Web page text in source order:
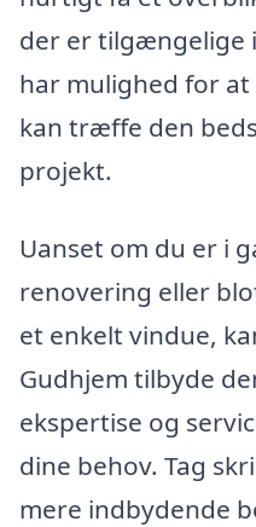
der er tilgængelige
har mulighed for
kan træffe den
projekt.
Uanset om du er i
renovering eller
et enkelt vindue,
Gudhjem tilbyde
ekspertise og
dine behov. Tag
mere indbydende